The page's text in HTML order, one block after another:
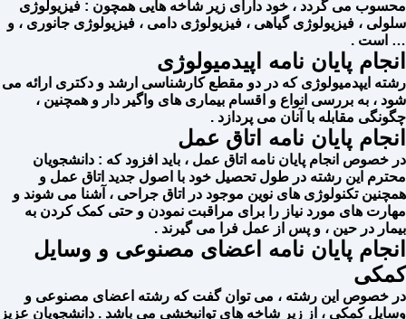
محسوب می گردد ، خود دارای زیر شاخه هایی همچون : فیزیولوژی
سلولی ، فیزیولوژی گیاهی ، فیزیولوژی دامی ، فیزیولوژی جانوری ، و
… است .
انجام پایان نامه اپیدمیولوژی
رشته ایپدمیولوژی که در دو مقطع کارشناسی ارشد و دکتری ارائه می
شود ، به بررسی انواع و اقسام بیماری های واگیر دار و همچنین ،
چگونگی مقابله با آنان می پردازد .
انجام پایان نامه اتاق عمل
در خصوص انجام پایان نامه اتاق عمل ، باید افزود که : دانشجویان
محترم این رشته در طول تحصیل خود با اصول جدید اتاق عمل و
همچنین تکنولوژی های نوین موجود در اتاق جراحی ، آشنا می شوند و
مهارت های مورد نیاز را برای مراقبت نمودن و حتی کمک کردن به
بیمار در حین ، و پس از عمل فرا می گیرند ‌.
انجام پایان نامه اعضای مصنوعی و وسایل
کمکی
در خصوص این رشته ، می توان گفت که رشته اعضای مصنوعی و
وسایل کمکی ، از زیر شاخه های توانبخشی می باشد . دانشجویان عزیز